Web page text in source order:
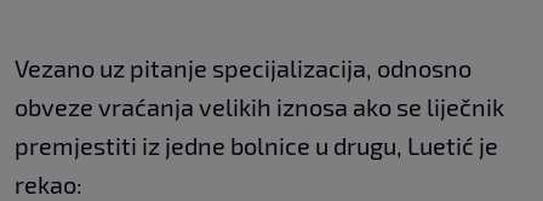
Vezano uz pitanje specijalizacija, odnosno
obveze vraćanja velikih iznosa ako se liječnik
premjestiti iz jedne bolnice u drugu, Luetić je
rekao: